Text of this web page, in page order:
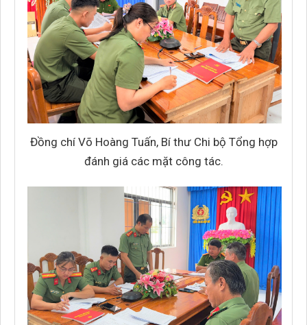
Đồng chí Võ Hoàng Tuấn, Bí thư Chi bộ Tổng hợp
đánh giá các mặt công tác.